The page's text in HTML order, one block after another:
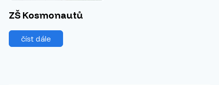
ZŠ Kosmonautů
číst dále